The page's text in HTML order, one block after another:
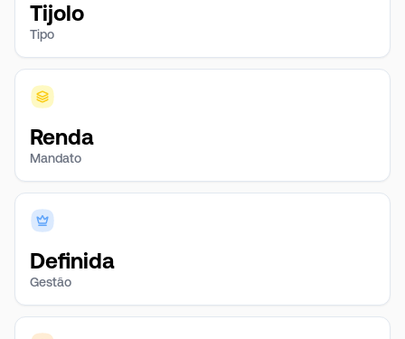
Tijolo
Tipo
Renda
Mandato
Definida
Gestão